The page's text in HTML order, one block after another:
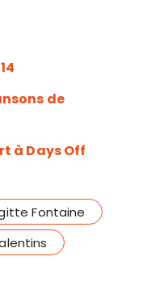
de
à Days Off
Fontaine